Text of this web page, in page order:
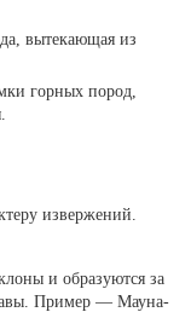
вытекающая из
горных пород,
извержений.
и образуются за
Пример — Мауна-